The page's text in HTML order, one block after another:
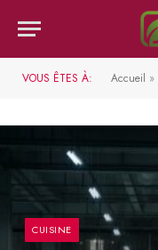
VOUS ÊTES À: Accueil »
CUISINE